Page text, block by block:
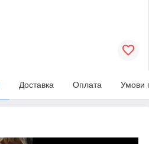
Доставка Оплата Умови